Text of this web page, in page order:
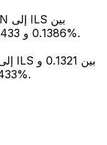
0.1386 و 0.1433. كان المتوسط 0.1406 مع تقلبات 0.57%.
0.1433. كان المتوسط 0.1382 مع تقلبات 0.62%.